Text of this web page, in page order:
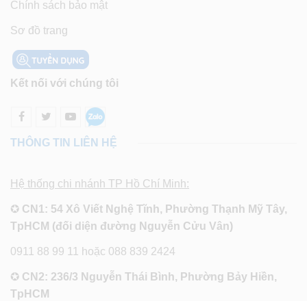
Chính sách bảo mật
Sơ đồ trang
Kết nối với chúng tôi
THÔNG TIN LIÊN HỆ
Hệ thống chi nhánh TP Hồ Chí Minh:
✪ CN1: 54 Xô Viết Nghệ Tĩnh, Phường Thạnh Mỹ Tây,
TpHCM (đối diện đường Nguyễn Cửu Vân)
0911 88 99 11 hoặc 088 839 2424
✪ CN2: 236/3 Nguyễn Thái Bình, Phường Bảy Hiền,
TpHCM